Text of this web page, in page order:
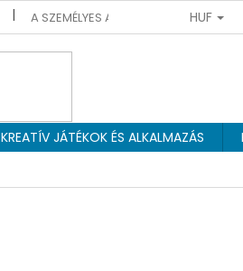
A SZEMÉLYES ADATOK VÉDELMÉNEK
HUF
KREATÍV JÁTÉKOK ÉS ALKALMAZÁS